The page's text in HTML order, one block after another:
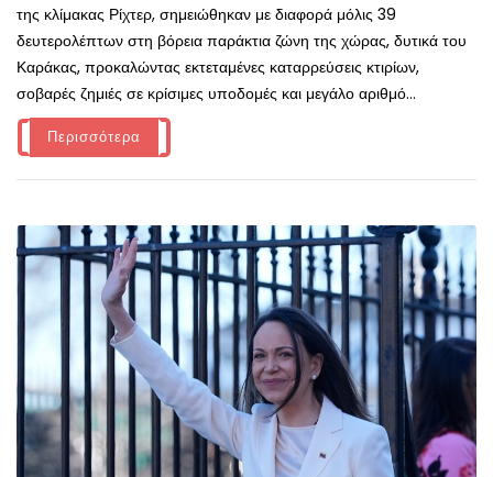
της κλίμακας Ρίχτερ, σημειώθηκαν με διαφορά μόλις 39
δευτερολέπτων στη βόρεια παράκτια ζώνη της χώρας, δυτικά του
Καράκας, προκαλώντας εκτεταμένες καταρρεύσεις κτιρίων,
σοβαρές ζημιές σε κρίσιμες υποδομές και μεγάλο αριθμό...
Περισσότερα